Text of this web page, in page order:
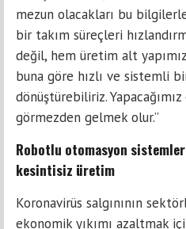
mezun olacakları bu
bir takım süreçleri
değil, hem üretim alt
buna göre hızlı ve sistemli
dönüştürebiliriz.
görmezden gelmek olur.”
Robotlu otomasyon
kesintisiz üretim
Koronavirüs salgınının
ekonomik yıkımı azaltmak